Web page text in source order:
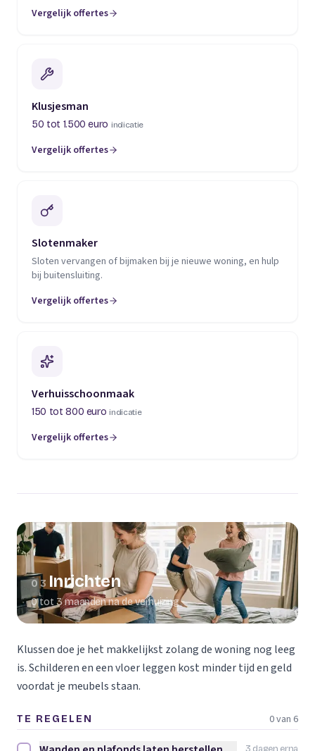
Vergelijk offertes
(opent in een nieuw tabblad)
Klusjesman
50 tot 1.500 euro indicatie
Vergelijk offertes
(opent in een nieuw tabblad)
Slotenmaker
Sloten vervangen of bijmaken bij je nieuwe woning, en hulp
bij buitensluiting.
Vergelijk offertes
(opent in een nieuw tabblad)
Verhuisschoonmaak
150 tot 800 euro indicatie
Vergelijk offertes
(opent in een nieuw tabblad)
03 Inrichten
0 tot 3 maanden na de verhuizing
Klussen doe je het makkelijkst zolang de woning nog leeg
is. Schilderen en een vloer leggen kost minder tijd en geld
voordat je meubels staan.
TE REGELEN 0 van 6